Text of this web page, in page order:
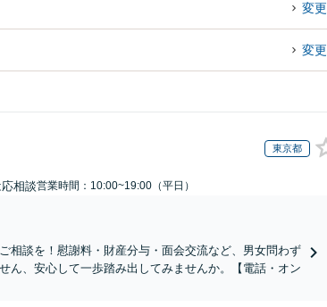
変更
変更
東京都
相談営業時間：10:00~19:00（平日）
相談を！慰謝料・財産分与・面会交流など、男女問わず
ん、安心して一歩踏み出してみませんか。【電話・オン